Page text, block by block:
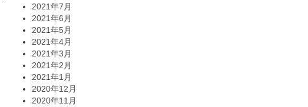
2021年7月
2021年6月
2021年5月
2021年4月
2021年3月
2021年2月
2021年1月
2020年12月
2020年11月